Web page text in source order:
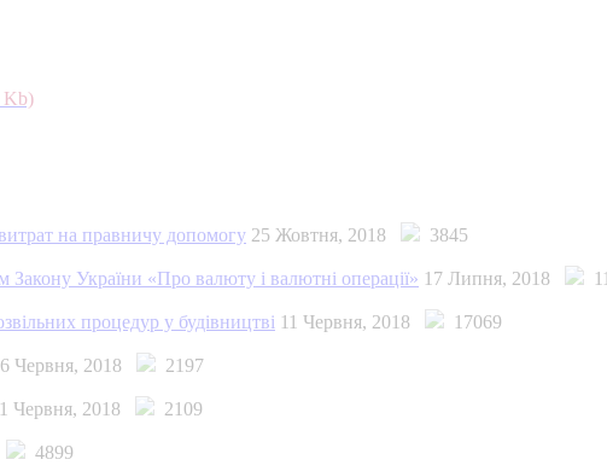
Kb)
на правничу допомогу 25 Жовтня, 2018 3845
України «Про валюту і валютні операції» 17 Липня, 2018
процедур у будівництві 11 Червня, 2018 17069
Червня, 2018 2197
Червня, 2018 2109
4899